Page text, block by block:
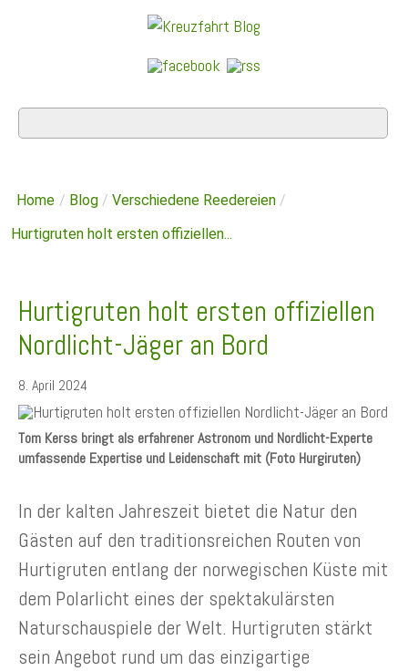
Home / Blog / Verschiedene Reedereien /
Hurtigruten holt ersten offiziellen...
Hurtigruten holt ersten offiziellen
Nordlicht-Jäger an Bord
8. April 2024
Tom Kerss bringt als erfahrener Astronom und Nordlicht-Experte
umfassende Expertise und Leidenschaft mit (Foto Hurgiruten)
In der kalten Jahreszeit bietet die Natur den
Gästen auf den traditionsreichen Routen von
Hurtigruten entlang der norwegischen Küste mit
dem Polarlicht eines der spektakulärsten
Naturschauspiele der Welt. Hurtigruten stärkt
sein Angebot rund um das einzigartige